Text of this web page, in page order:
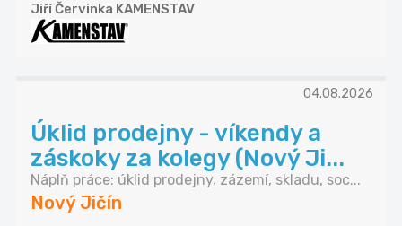
Jiří Červinka KAMENSTAV
04.08.2026
Úklid prodejny - víkendy a
záskoky za kolegy (Nový Ji...
Náplň práce: úklid prodejny, zázemí, skladu, soc...
Nový Jičín